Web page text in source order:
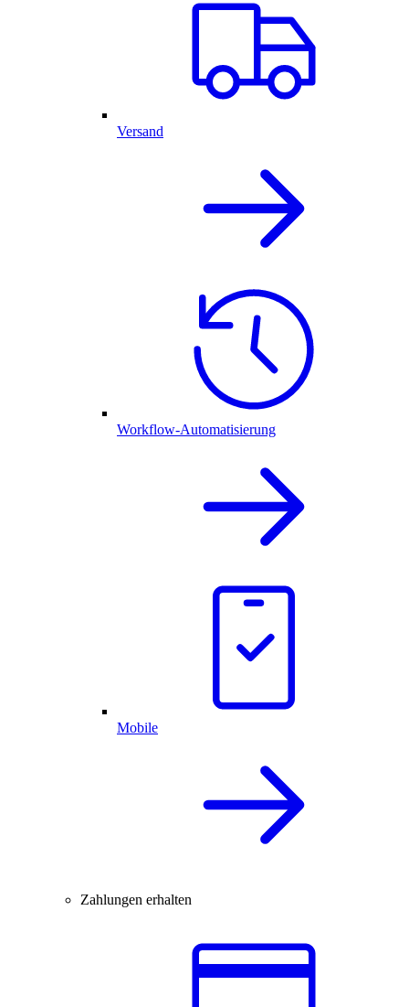
Versand
Workflow-Automatisierung
Mobile
Zahlungen erhalten